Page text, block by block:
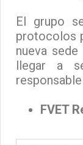
El grupo
protocolos
nueva
llegar a
FVET